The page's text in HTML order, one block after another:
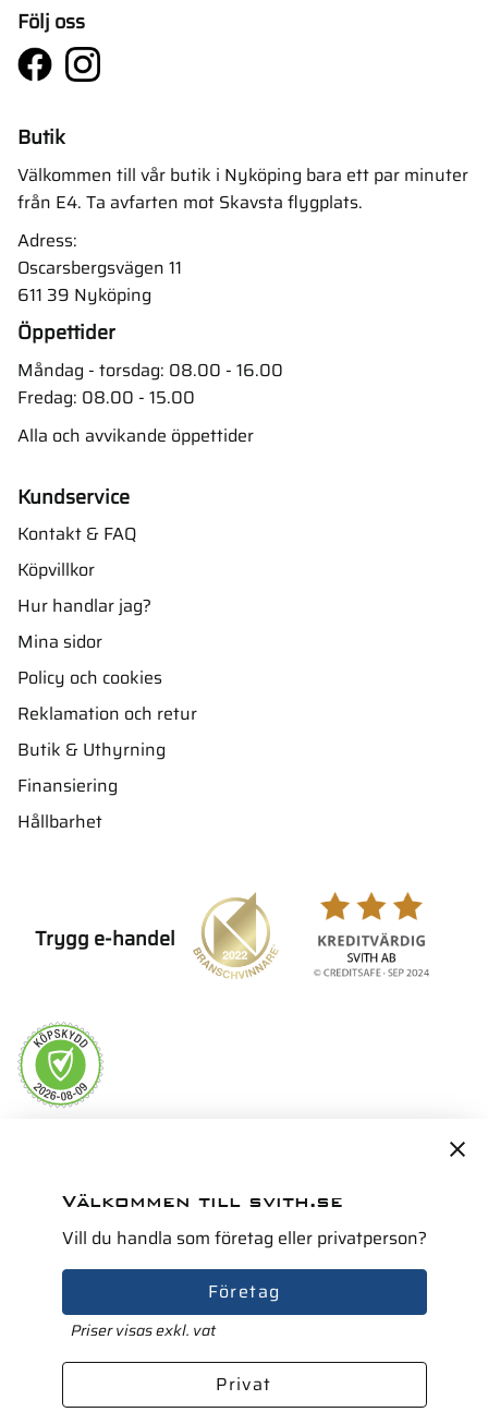
Följ oss
Butik
Välkommen till vår butik i Nyköping bara ett par minuter
från E4. Ta avfarten mot Skavsta flygplats.
Adress:
Oscarsbergsvägen 11
611 39 Nyköping
Öppettider
Måndag - torsdag: 08.00 - 16.00
Fredag: 08.00 - 15.00
Alla och avvikande öppettider
Kundservice
Kontakt & FAQ
Köpvillkor
Hur handlar jag?
Mina sidor
Policy och cookies
Reklamation och retur
Butik & Uthyrning
Finansiering
Hållbarhet
Trygg e-handel
Välkommen till svith.se
Vill du handla som företag eller privatperson?
Företag
Priser visas exkl. vat
Privat